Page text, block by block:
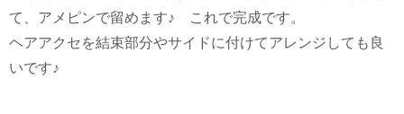
て、アメピンで留めます♪ これで完成です。
ヘアアクセを結束部分やサイドに付けてアレンジしても良
いです♪